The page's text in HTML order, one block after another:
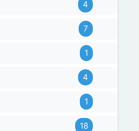
4
7
1
4
1
18